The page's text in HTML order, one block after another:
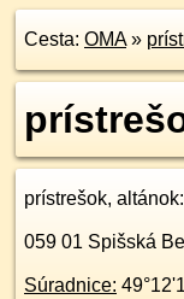
Cesta: OMA»
prístrešok, altánok
059 01 Spišská
Súradnice: